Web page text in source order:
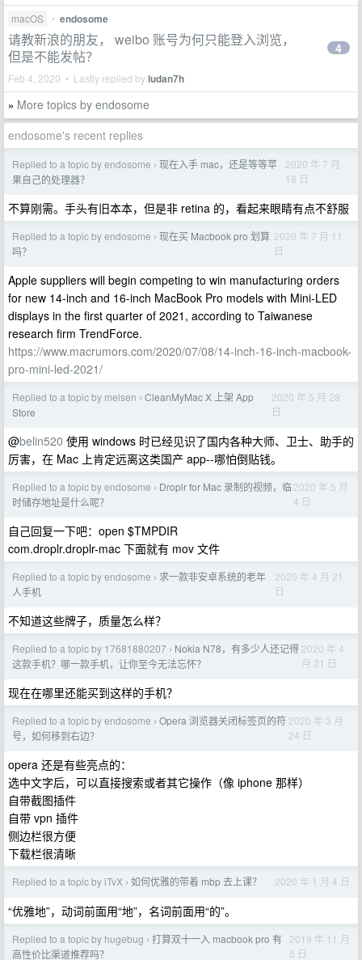
macOS • endosome
请教新浪的朋友， weibo 账号为何只能登入浏览，
但是不能发帖？
Feb 4, 2020 • Lastly replied byludan7h
4
» More topics by endosome
endosome's recent replies
Replied to a topic by endosome › 现在入手 mac，还是等等苹
果自己的处理器？
2020 年 7 月
18 日
不算刚需。手头有旧本本，但是非 retina 的，看起来眼睛有点不舒服
Replied to a topic by endosome › 现在买 Macbook pro 划算
吗？
2020 年 7 月 11
日
Apple suppliers will begin competing to win manufacturing orders
for new 14-inch and 16-inch MacBook Pro models with Mini-LED
displays in the first quarter of 2021, according to Taiwanese
research firm TrendForce.
https://www.macrumors.com/2020/07/08/14-inch-16-inch-macbook-
pro-mini-led-2021/
Replied to a topic by meisen › CleanMyMac X 上架 App
Store
2020 年 5 月 28
日
@belin520 使用 windows 时已经见识了国内各种大师、卫士、助手的
厉害，在 Mac 上肯定远离这类国产 app--哪怕倒贴钱。
Replied to a topic by endosome › Droplr for Mac 录制的视频，临
时储存地址是什么呢？
2020 年 5 月
4 日
自己回复一下吧：open $TMPDIR
com.droplr.droplr-mac 下面就有 mov 文件
Replied to a topic by endosome › 求一款非安卓系统的老年
人手机
2020 年 4 月 21
日
不知道这些牌子，质量怎么样？
Replied to a topic by 17681880207 › Nokia N78，有多少人还记得
这款手机？哪一款手机，让你至今无法忘怀？
2020 年 4
月 21 日
现在在哪里还能买到这样的手机？
Replied to a topic by endosome › Opera 浏览器关闭标签页的符
号，如何移到右边？
2020 年 3 月
24 日
opera 还是有些亮点的：
选中文字后，可以直接搜索或者其它操作（像 iphone 那样）
自带截图插件
自带 vpn 插件
侧边栏很方便
下载栏很清晰
Replied to a topic by iTvX › 如何优雅的带着 mbp 去上课？ 2020 年 1 月 4 日
“优雅地”，动词前面用“地”，名词前面用“的”。
Replied to a topic by hugebug › 打算双十一入 macbook pro 有
高性价比渠道推荐吗？
2019 年 11 月
5 日